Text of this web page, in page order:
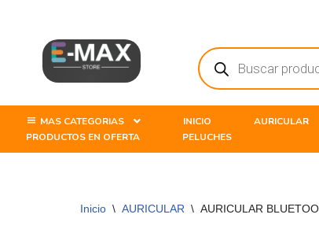
contenido
MAS CATEGORIAS INICIO AURICULAR
PRODUCTOS EN OFERTA
PELUCHES
Inicio \ AURICULAR \ AURICULAR